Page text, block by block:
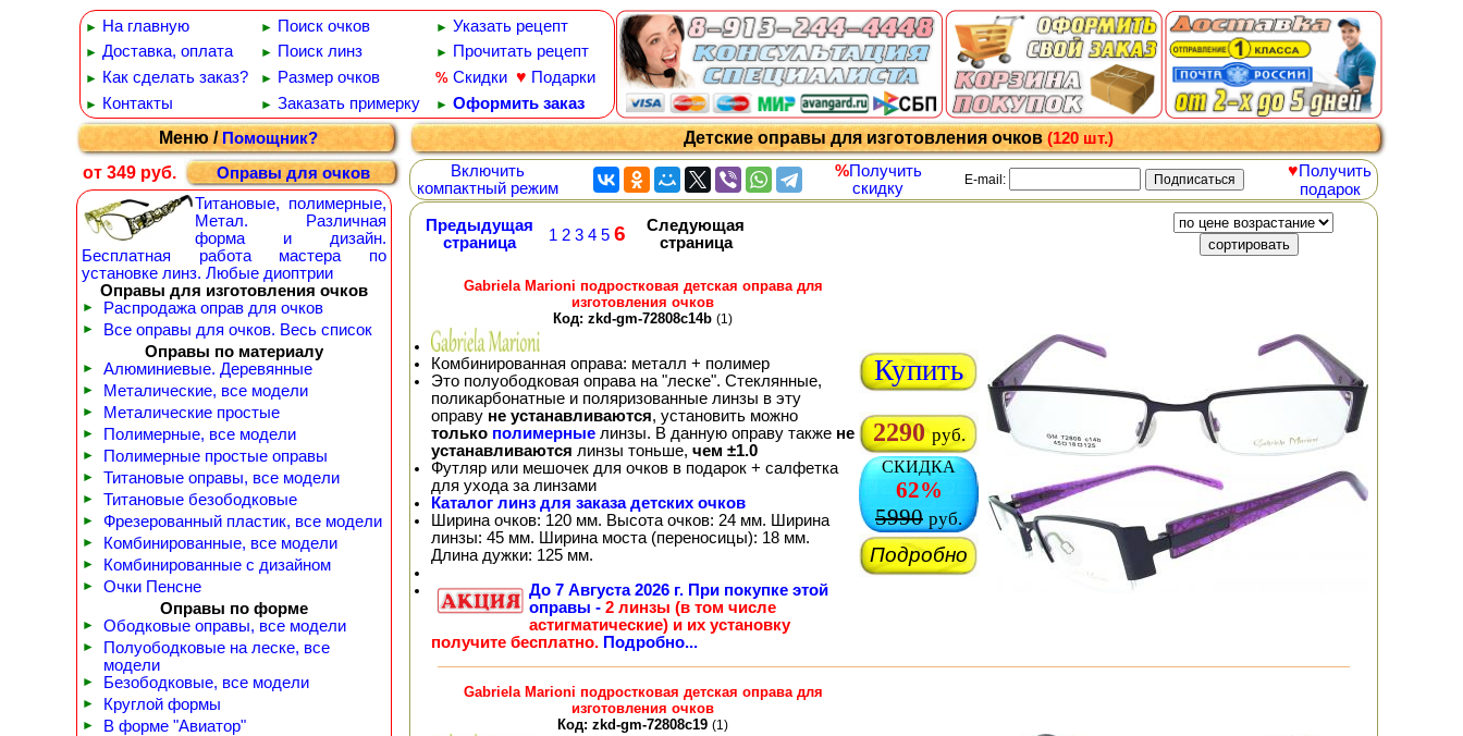
► На главную ► Поиск очков ► Указать рецепт
► Доставка, оплата ► Поиск линз ► Прочитать рецепт
► Как сделать заказ? ► Размер очков % Скидки ♥ Подарки
► Контакты ► Заказать примерку ► Оформить заказ
Меню /Помощник?
от 349 руб.
Оправы для очков
Титановые, полимерные,
Метал. Различная
форма и дизайн.
Бесплатная работа мастера по
установке линз. Любые диоптрии
Оправы для изготовления очков
► Распродажа оправ для очков
►
Все оправы для очков. Весь список
Оправы по материалу
► Алюминиевые. Деревянные
► Металические, все модели
► Металические простые
► Полимерные, все модели
► Полимерные простые оправы
► Титановые оправы, все модели
► Титановые безободковые
► Фрезерованный пластик, все модели
► Комбинированные, все модели
► Комбинированные с дизайном
►
Очки Пенсне
Оправы по форме
► Ободковые оправы, все модели
►
Полуободковые на леске, все
модели
► Безободковые, все модели
► Круглой формы
► В форме "Авиатор"
Детские оправы для изготовления очков(120 шт.)
Включить
компактный режим
%Получить
скидку
E-mail: ♥Получить
подарок
Предыдущая
страница
1 2 3 4 5 6
Следующая
страница
Gabriela Marioni подростковая детская оправа для
изготовления очков
Код: zkd-gm-72808c14b (1)
Комбинированная оправа: металл + полимер
Это полуободковая оправа на "леске". Стеклянные,
поликарбонатные и поляризованные линзы в эту
оправу не устанавливаются, установить можно
только полимерные линзы. В данную оправу также не
устанавливаются линзы тоньше, чем ±1.0
Футляр или мешочек для очков в подарок + салфетка
для ухода за линзами
Каталог линз для заказа детских очков
Ширина очков: 120 мм. Высота очков: 24 мм. Ширина
линзы: 45 мм. Ширина моста (переносицы): 18 мм.
Длина дужки: 125 мм.
До 7 Августа 2026 г. При покупке этой
оправы - 2 линзы (в том числе
астигматические) и их установку
получите бесплатно. Подробно...
Купить
2290 руб.
СКИДКА
62%
5990 руб.
Подробно
Gabriela Marioni подростковая детская оправа для
изготовления очков
Код: zkd-gm-72808c19 (1)